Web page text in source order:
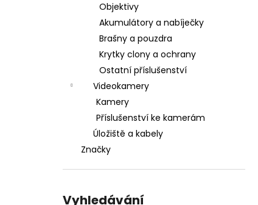
Objektivy
Akumulátory a nabíječky
Brašny a pouzdra
Krytky clony a ochrany
Ostatní příslušenství
Videokamery
Kamery
Příslušenství ke kamerám
Úložiště a kabely
Značky
Vyhledávání